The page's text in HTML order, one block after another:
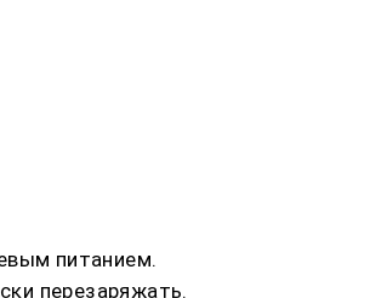
питанием.
перезаряжать.